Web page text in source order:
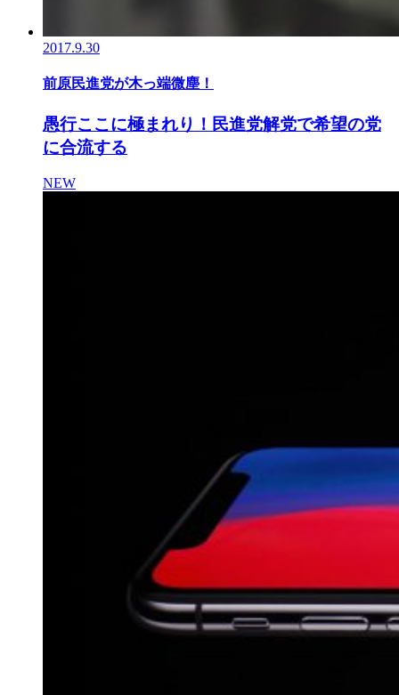
2017.9.30
前原民進党が木っ端微塵！
愚行ここに極まれり！民進党解党で希望の党
に合流する
NEW